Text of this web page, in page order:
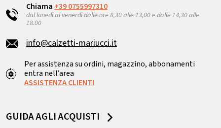
Chiama +39 0755997310
dal lunedì al venerdì dalle ore 8,30 alle 13,00 e dalle 14,30 alle
18.00
info@calzetti-mariucci.it
Per assistenza su ordini, magazzino, abbonamenti
entra nell’area
ASSISTENZA CLIENTI
GUIDA AGLI ACQUISTI